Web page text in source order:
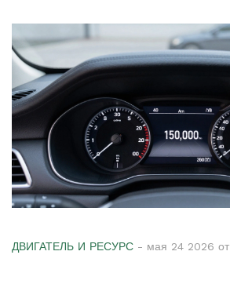
ДВИГАТЕЛЬ И РЕСУРС - мая 24 2026 от